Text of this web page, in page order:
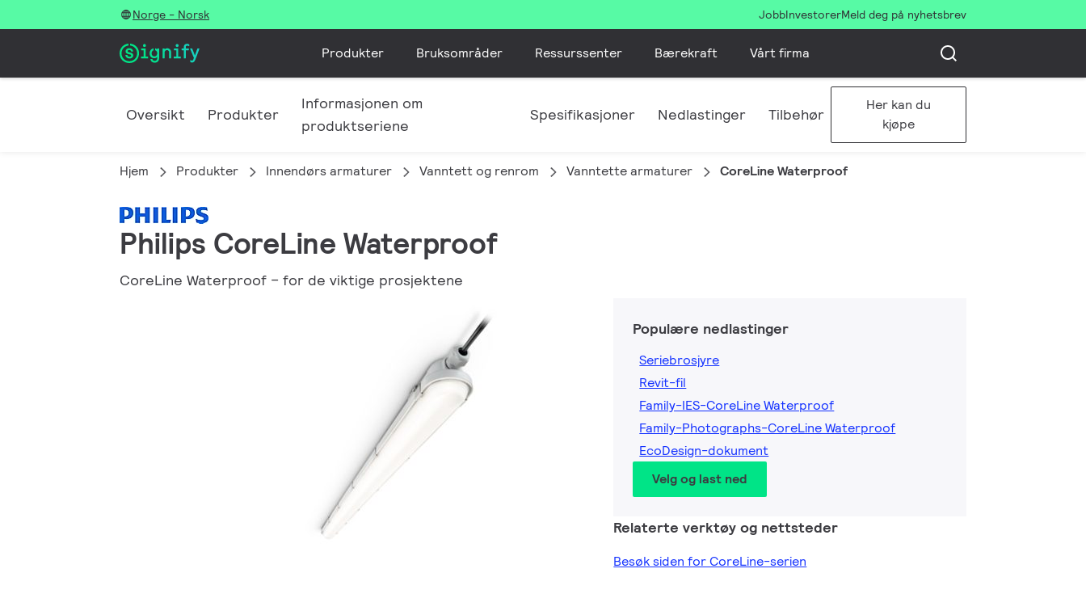
Norge - Norsk JobbInvestorerMeld deg på nyhetsbrev
Produkter Bruksområder Ressurssenter Bærekraft Vårt firma
Oversikt Produkter
Informasjonen om
produktseriene
Spesifikasjoner Nedlastinger Tilbehør
Her kan du
kjøpe
Hjem Produkter Innendørs armaturer Vanntett og renrom Vanntette armaturer CoreLine Waterproof
Philips CoreLine Waterproof
CoreLine Waterproof – for de viktige prosjektene
Populære nedlastinger
Seriebrosjyre
Revit-fil
Family-IES-CoreLine Waterproof
Family-Photographs-CoreLine Waterproof
EcoDesign-dokument
Velg og last ned
Relaterte verktøy og nettsteder
Besøk siden for CoreLine-serien